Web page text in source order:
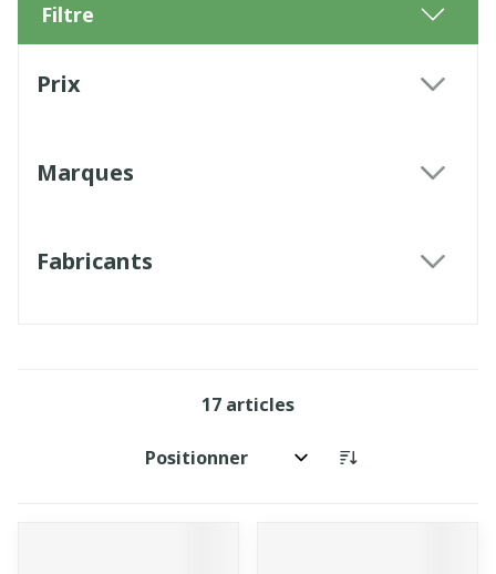
Filtre
Prix
Marques
Fabricants
17 articles
Trier par: